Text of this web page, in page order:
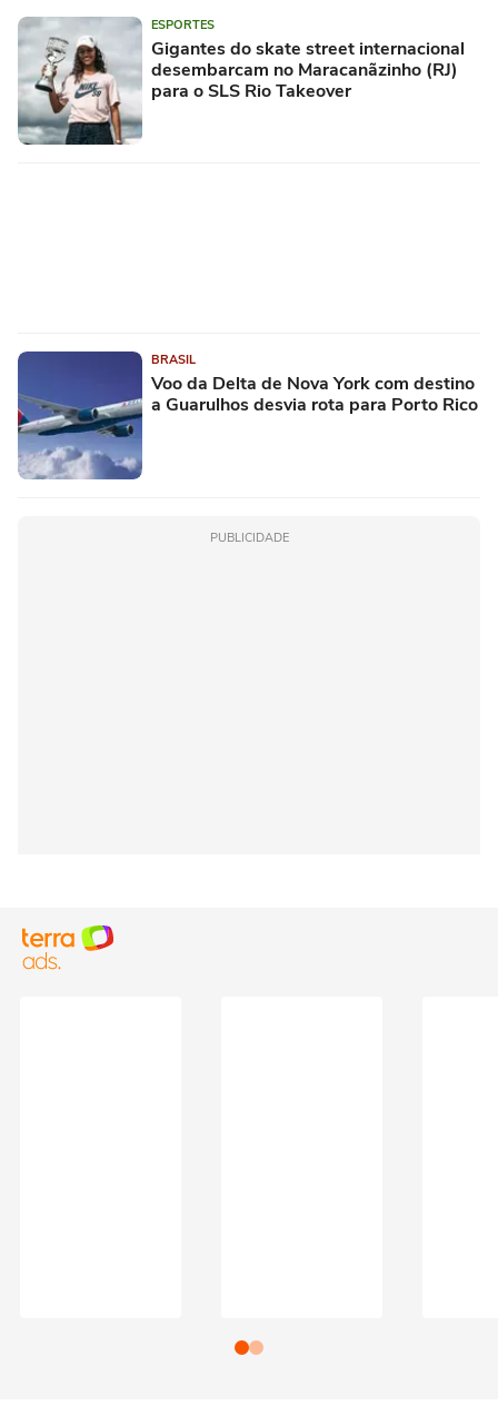
ESPORTES
Gigantes do skate street internacional
desembarcam no Maracanãzinho (RJ)
para o SLS Rio Takeover
BRASIL
Voo da Delta de Nova York com destino
a Guarulhos desvia rota para Porto Rico
PUBLICIDADE